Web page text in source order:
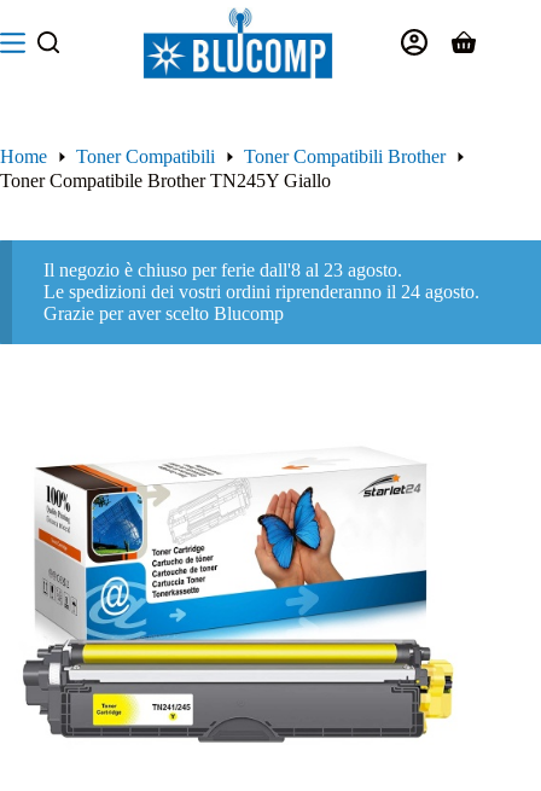
al
contenuto
Carrello
Home Toner Compatibili
Toner Compatibili Brother
Toner Compatibile Brother TN245Y Giallo
Il negozio è chiuso per ferie dall'8 al 23 agosto.
Le spedizioni dei vostri ordini riprenderanno il 24 agosto.
Grazie per aver scelto Blucomp